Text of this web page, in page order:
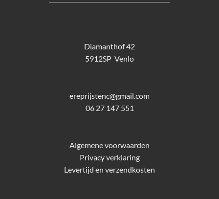
Diamanthof 42
5912SP Venlo
ereprijstenc@gmail.com
06 27 147 551
Algemene voorwaarden
Privacy verklaring
Levertijd en verzendkosten